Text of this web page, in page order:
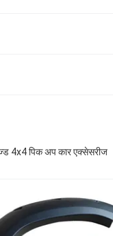
4x4 पिक अप कार एक्सेसरीज